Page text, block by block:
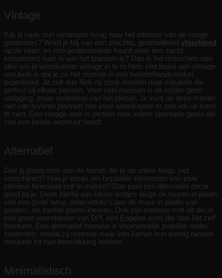
Vintage
Kijk jij vaak met verlangen terug naar het interieur van de vorige
generaties? Word je blij van een prachtig, gedetailleerd vloerkleed
op de vloer, en een gedecoreerde haard waar een zacht
knisperend vuur in aan het branden is? Dan is het misschien een
idee om je woonkamer vintage in te richten. Het leuke aan vintage
meubels is dat je ze het meeste in een tweedehandswinkel
tegenkomt. Je zult dus flink op zoek moeten naar meubels die
perfect bij elkaar passen. Voor veel mensen is dit echter geen
uitdaging, maar onderdeel van het plezier. Je kunt op deze manier
niet van tevoren plannen hoe jouw woonkamer er precies uit komt
te zien. Een vintage look is perfect voor iedere spontane geest die
van een beetje avontuur houdt.
Alternatief
Doe jij graag mee aan de trends die je op online blogs ziet
verschijnen? Hou je ervan om bepaalde elementen van jouw
interieur helemaal zelf te maken? Dan past een alternatief decor
goed bij je. Denk hierbij aan kleine lichtjes langs de muren in plaats
van een grote lamp, polaroidfoto’s aan de muur in plaats van
posters, en zachte pastel kleuren. Ook zijn mensen met dit decor
een groot voorstander van DIY, een Engelse term die ‘doe het zelf’
betekent. Een alternatief interieur is voornamelijk populair onder
studenten, omdat zij meestal maar een kamer met weinig nieuwe
meubels tot hun beschikking hebben.
Minimalistisch